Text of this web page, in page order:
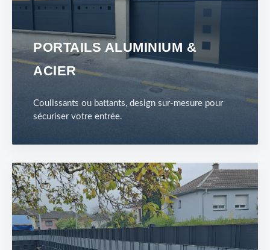
PORTAILS ALUMINIUM &
ACIER
Coulissants ou battants, design sur-mesure pour
sécuriser votre entrée.